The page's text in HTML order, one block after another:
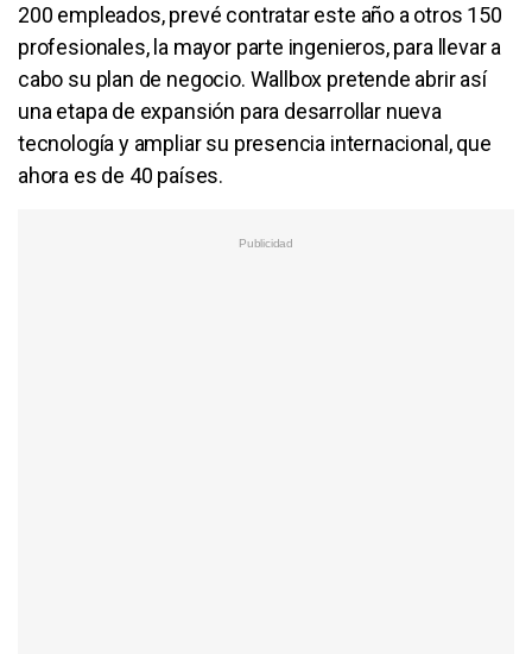
200 empleados, prevé contratar este año a otros 150
profesionales, la mayor parte ingenieros, para llevar a
cabo su plan de negocio. Wallbox pretende abrir así
una etapa de expansión para desarrollar nueva
tecnología y ampliar su presencia internacional, que
ahora es de 40 países.